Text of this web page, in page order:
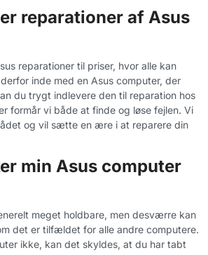
reparationer af Asus
reparationer til priser, hvor alle kan
inde med en Asus computer, der
du trygt indlevere den til reparation hos
formår vi både at finde og løse fejlen. Vi
og vil sætte en ære i at reparere din
min Asus computer
meget holdbare, men desværre kan
det er tilfældet for alle andre computere.
ikke, kan det skyldes, at du har tabt